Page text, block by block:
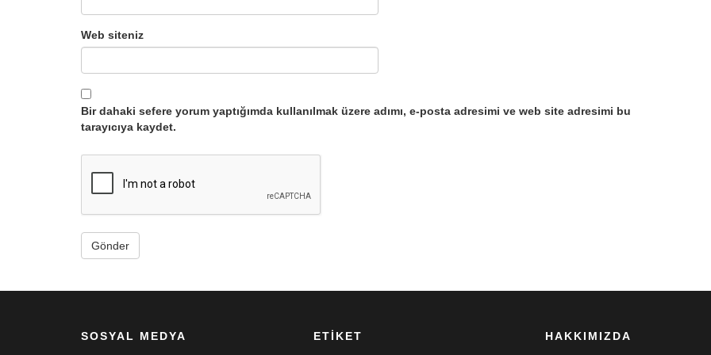
Web siteniz
Bir dahaki sefere yorum yaptığımda kullanılmak üzere adımı, e-posta adresimi ve web site adresimi bu
tarayıcıya kaydet.
SOSYAL MEDYA ETIKET HAKKIMIZDA